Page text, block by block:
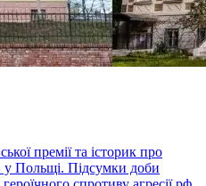
премії та історик про
у Польщі. Підсумки доби